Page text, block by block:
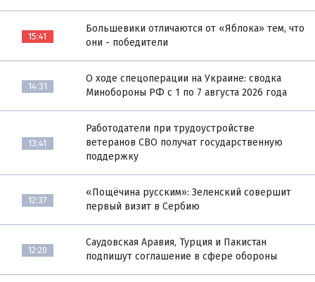
15:41
Большевики отличаются от «Яблока» тем, что
они - победители
14:31
О ходе спецоперации на Украине: сводка
Минобороны РФ с 1 по 7 августа 2026 года
13:41
Работодатели при трудоустройстве
ветеранов СВО получат государственную
поддержку
12:37
«Пощёчина русским»: Зеленский совершит
первый визит в Сербию
12:20
Саудовская Аравия, Турция и Пакистан
подпишут соглашение в сфере обороны